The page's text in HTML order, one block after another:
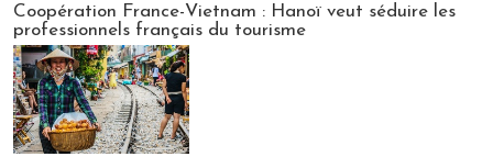
Coopération France-Vietnam : Hanoï veut séduire les
professionnels français du tourisme